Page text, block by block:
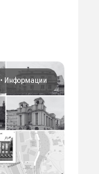
• Информации